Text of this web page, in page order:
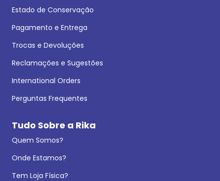
Estado de Conservação
Pagamento e Entrega
Trocas e Devoluções
Reclamações e Sugestões
International Orders
Perguntas Frequentes
Tudo Sobre a Rika
Quem Somos?
Onde Estamos?
Tem Loja Física?